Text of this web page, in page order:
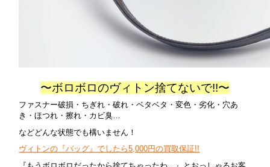
〜ボロボロのヴィトン捨てないで!!〜
ファスナー破損・ちぎれ・破れ・ベタベタ・変色・劣化・穴あ
き・ほつれ・擦れ・カビ臭…
などどんな状態でも構いません！
ヴィトンの『バッグ』でしたら5,000円の買取保証!!